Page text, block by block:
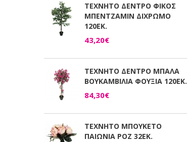
ΤΕΧΝΗΤΟ ΔΕΝΤΡΟ ΦΙΚΟΣ
ΜΠΕΝΤΖΑΜΙΝ ΔΙΧΡΩΜΟ
120ΕΚ.
43,20€
ΤΕΧΝΗΤΟ ΔΕΝΤΡΟ ΜΠΑΛΑ
ΒΟΥΚΑΜΒΙΛΙΑ ΦΟΥΞΙΑ 120ΕΚ.
84,30€
ΤΕΧΝΗΤΟ ΜΠΟΥΚΕΤΟ
ΠΑΙΩΝΙΑ ΡΟΖ 32ΕΚ.